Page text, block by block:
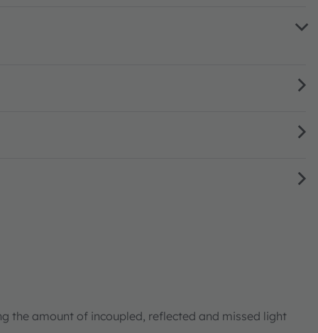
the amount of incoupled, reflected and missed light